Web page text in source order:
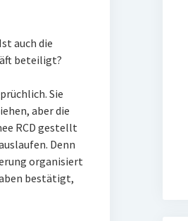
auch die
beteiligt?
Sie
aber die
RCD gestellt
Denn
organisiert
bestätigt,